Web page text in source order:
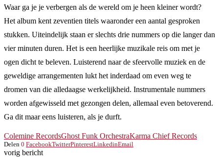
Waar ga je je verbergen als de wereld om je heen kleiner wordt?
Het album kent zeventien titels waaronder een aantal gesproken
stukken. Uiteindelijk staan er slechts drie nummers op die langer dan
vier minuten duren. Het is een heerlijke muzikale reis om met je
ogen dicht te beleven. Luisterend naar de sfeervolle muziek en de
geweldige arrangementen lukt het inderdaad om even weg te
dromen van die alledaagse werkelijkheid. Instrumentale nummers
worden afgewisseld met gezongen delen, allemaal even betoverend.
Ga dit maar eens luisteren, als je durft.
Colemine RecordsGhost Funk OrchestraKarma Chief Records
Delen 0 FacebookTwitterPinterestLinkedinEmail
vorig bericht